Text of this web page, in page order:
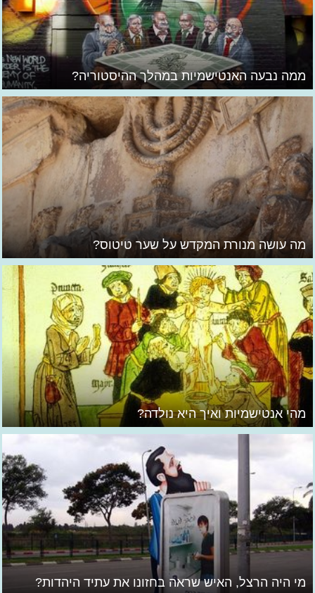
ממה נבעה האנטישמיות במהלך ההיסטוריה?
מה עושה מנורת המקדש על שער טיטוס?
מהי אנטישמיות ואיך היא נולדה?
מי היה הרצל, האיש שראה בחזונו את עתיד היהדות?